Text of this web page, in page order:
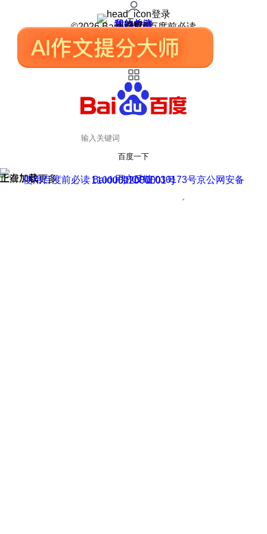
登录
我的关注
我的收藏
皮肤中心
用户反馈
设置
©2026 Baidu 使用百度前必读
百度一下
正在加载
上滑加载更多 用户反馈
使用百度前必读 Baidu 京ICP证030173号
京公网安备11000002000001号